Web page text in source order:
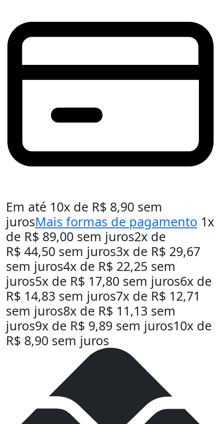
Em até 10x de R$ 8,90 sem
jurosMais formas de pagamento 1x
de R$ 89,00 sem juros2x de
R$ 44,50 sem juros3x de R$ 29,67
sem juros4x de R$ 22,25 sem
juros5x de R$ 17,80 sem juros6x de
R$ 14,83 sem juros7x de R$ 12,71
sem juros8x de R$ 11,13 sem
juros9x de R$ 9,89 sem juros10x de
R$ 8,90 sem juros